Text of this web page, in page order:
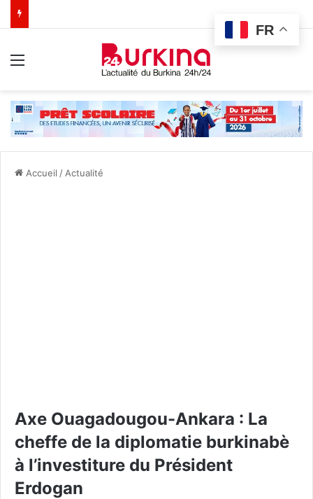
Accueil / Actualité
Axe Ouagadougou-Ankara : La
cheffe de la diplomatie burkinabè
à l’investiture du Président
Erdogan
FR